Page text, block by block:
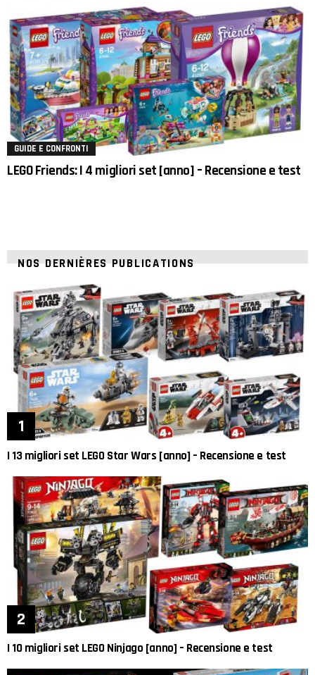
GUIDE E CONFRONTI
LEGO Friends: I 4 migliori set [anno] – Recensione e test
NOS DERNIÈRES PUBLICATIONS
I 13 migliori set LEGO Star Wars [anno] – Recensione e test
I 10 migliori set LEGO Ninjago [anno] – Recensione e test